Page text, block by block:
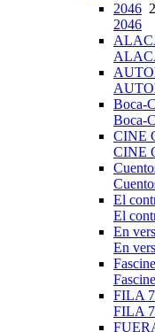
2046
2046
Boca-
Boca-
CINE
CINE
El
El
En
En
FILA 7
FILA 7